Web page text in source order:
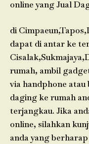
online yang Jual
di
dapat di antar ke
rumah, ambil
via handphone
daging ke rumah
terjangkau. Jika
online, silahkan
anda yang